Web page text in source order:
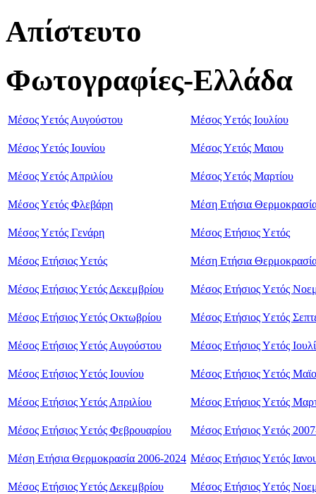
Απίστευτο
Φωτογραφίες-Ελλάδα
Μέσος Υετός Αυγούστου Μέσος Υετός Ιουλίου
Μέσος Υετός Ιουνίου Μέσος Υετός Μαιου
Μέσος Υετός Απριλίου Μέσος Υετός Μαρτίου
Μέσος Υετός Φλεβάρη Μέση Ετήσια
Μέσος Υετός Γενάρη Μέσος Ετήσιος Υετός
Μέσος Ετήσιος Υετός Μέση Ετήσια
Μέσος Ετήσιος Υετός Δεκεμβρίου Μέσος Ετήσιος Υετός
Μέσος Ετήσιος Υετός Οκτωβρίου Μέσος Ετήσιος Υετός
Μέσος Ετήσιος Υετός Αυγούστου Μέσος Ετήσιος Υετός
Μέσος Ετήσιος Υετός Ιουνίου Μέσος Ετήσιος Υετός
Μέσος Ετήσιος Υετός Απριλίου Μέσος Ετήσιος Υετός
Μέσος Ετήσιος Υετός Φεβρουαρίου Μέσος Ετήσιος Υετός
Μέση Ετήσια Θερμοκρασία 2006-2024 Μέσος Ετήσιος Υετός
Μέσος Ετήσιος Υετός Δεκεμβρίου Μέσος Ετήσιος Υετός